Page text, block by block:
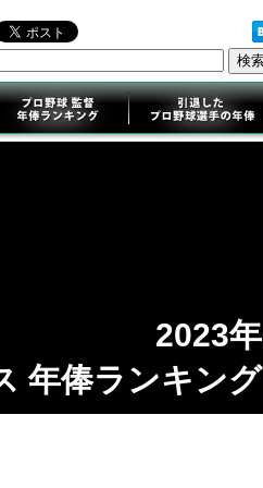
2023年
年俸ランキング